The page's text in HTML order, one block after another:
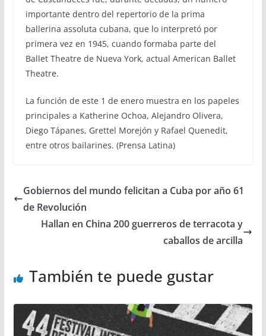
importante dentro del repertorio de la prima
ballerina assoluta cubana, que lo interpretó por
primera vez en 1945, cuando formaba parte del
Ballet Theatre de Nueva York, actual American Ballet
Theatre.
La función de este 1 de enero muestra en los papeles
principales a Katherine Ochoa, Alejandro Olivera,
Diego Tápanes, Grettel Morejón y Rafael Quenedit,
entre otros bailarines. (Prensa Latina)
Gobiernos del mundo felicitan a Cuba por año 61
de Revolución
Hallan en China 200 guerreros de terracota y
caballos de arcilla
También te puede gustar